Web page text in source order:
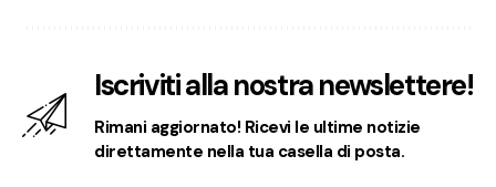
Iscriviti alla nostra newslettere!
Rimani aggiornato! Ricevi le ultime notizie
direttamente nella tua casella di posta.